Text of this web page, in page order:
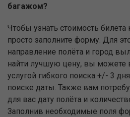
багажом?
Чтобы узнать стоимость билета
просто заполните форму. Для
направление полёта и город
найти лучшую цену, вы можете
услугой гибкого поиска +/- 3
поиске даты. Также вам
для вас дату полёта и
Заполнив необходимые поля